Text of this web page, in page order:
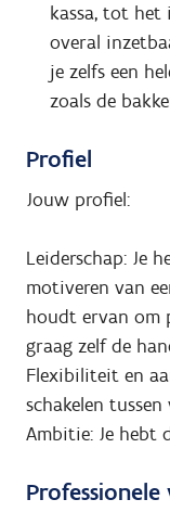
kassa, tot het
overal
je zelfs een
zoals de
Profiel
Jouw profiel:
Leiderschap: Je
motiveren van
houdt ervan om
graag zelf de
Flexibiliteit en
schakelen
Ambitie: Je hebt